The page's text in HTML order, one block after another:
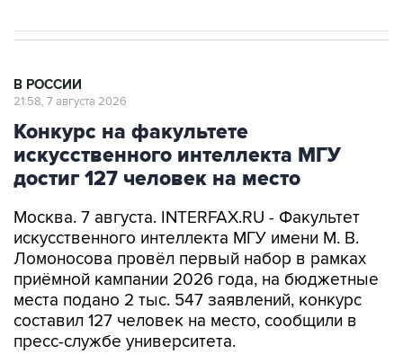
В РОССИИ
21:58, 7 августа 2026
Конкурс на факультете
искусственного интеллекта МГУ
достиг 127 человек на место
Москва. 7 августа. INTERFAX.RU - Факультет
искусственного интеллекта МГУ имени М. В.
Ломоносова провёл первый набор в рамках
приёмной кампании 2026 года, на бюджетные
места подано 2 тыс. 547 заявлений, конкурс
составил 127 человек на место, сообщили в
пресс-службе университета.